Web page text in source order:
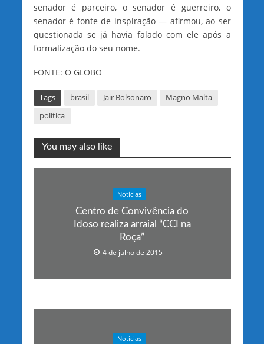
senador é parceiro, o senador é guerreiro, o
senador é fonte de inspiração — afirmou, ao ser
questionada se já havia falado com ele após a
formalização do seu nome.
FONTE: O GLOBO
Tags brasil Jair Bolsonaro
Magno Malta
politica
You may also like
Noticias
Centro de Convivência do
Idoso realiza arraial “CCI na
Roça”
4 de julho de 2015
Noticias